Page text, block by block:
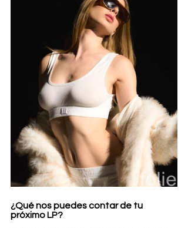
¿Qué nos puedes contar de tu
próximo LP?